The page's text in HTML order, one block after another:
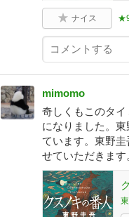
ナイス
mimomo
奇しくもこのタ
になりました。
ています。東野
せていただきます